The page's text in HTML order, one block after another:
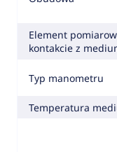
Element
kontakcie z
Typ manometru
Temperatura